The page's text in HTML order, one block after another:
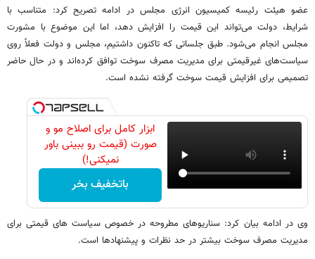
عضو هیئت رئیسه کمیسیون انرژی مجلس در ادامه تصریح کرد: متناسب با
شرایط، دولت می‌تواند این قیمت را افزایش دهد، اما این موضوع با مشورت
مجلس انجام می‌شود. طبق جلساتی که تاکنون داشتیم، مجلس و دولت فعلاً روی
سیاست‌های غیرقیمتی برای مدیریت مصرف سوخت توافق کرده‌اند و در حال حاضر
تصمیمی برای افزایش قیمت سوخت گرفته نشده است.
ابزار کامل برای اصلاح مو و
صورت (قیمت رو ببینی باور
نمیکنی!)
باتخفیف بخر
وی در ادامه بیان کرد: سناریوهای مطروحه در خصوص سیاست های قیمتی برای
مدیریت مصرف سوخت بیشتر در حد نظرات و پیشنهادها است.